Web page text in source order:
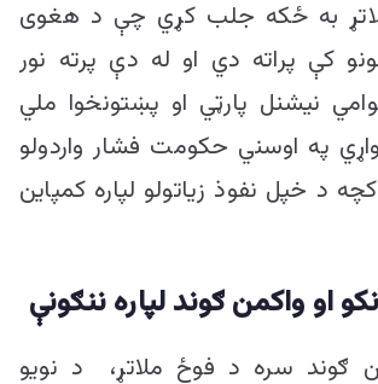
به ځکه جلب کړي چې د هغوی
کې پراته دي او له دې پرته نور
نیشنل پارټي او پښتونخوا ملي
په اوسني حکومت فشار واردولو
د خپل نفوذ زیاتولو لپاره کمپاین
او واکمن ګوند لپاره ننګونې
ګوند سره د فوځ ملاتړ، د نویو